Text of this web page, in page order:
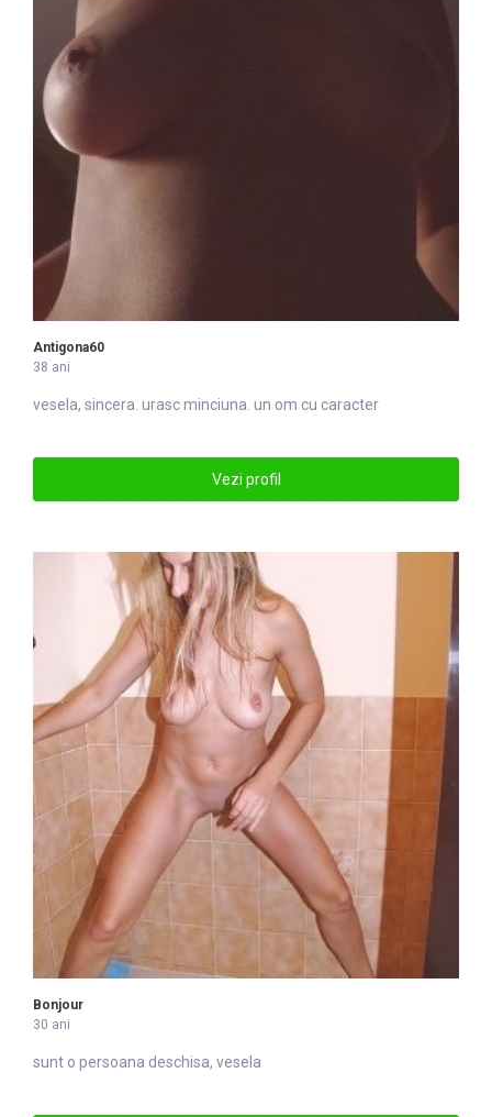
Antigona60
38 ani
vesela, sincera. urasc minciuna. un om cu caracter
Vezi profil
Bonjour
30 ani
sunt o persoana deschisa, vesela